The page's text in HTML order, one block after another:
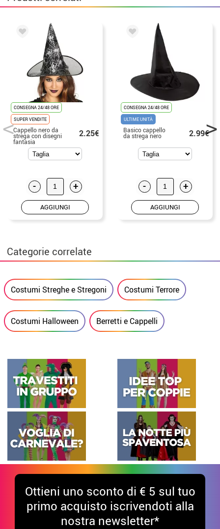
CONSEGNA 24/48 ORE
SUPER VENDITE
Cappello nero da
strega con disegni
fantasia
2.25€
- +
AGGIUNGI
CONSEGNA 24/48 ORE
ULTIME UNITÀ
Basico cappello
da strega nero 2.99€
- +
AGGIUNGI
Categorie correlate
Costumi Streghe e Stregoni Costumi Terrore
Costumi Halloween Berretti e Cappelli
Ottieni uno sconto di € 5 sul tuo
primo acquisto iscrivendoti alla
nostra newsletter*